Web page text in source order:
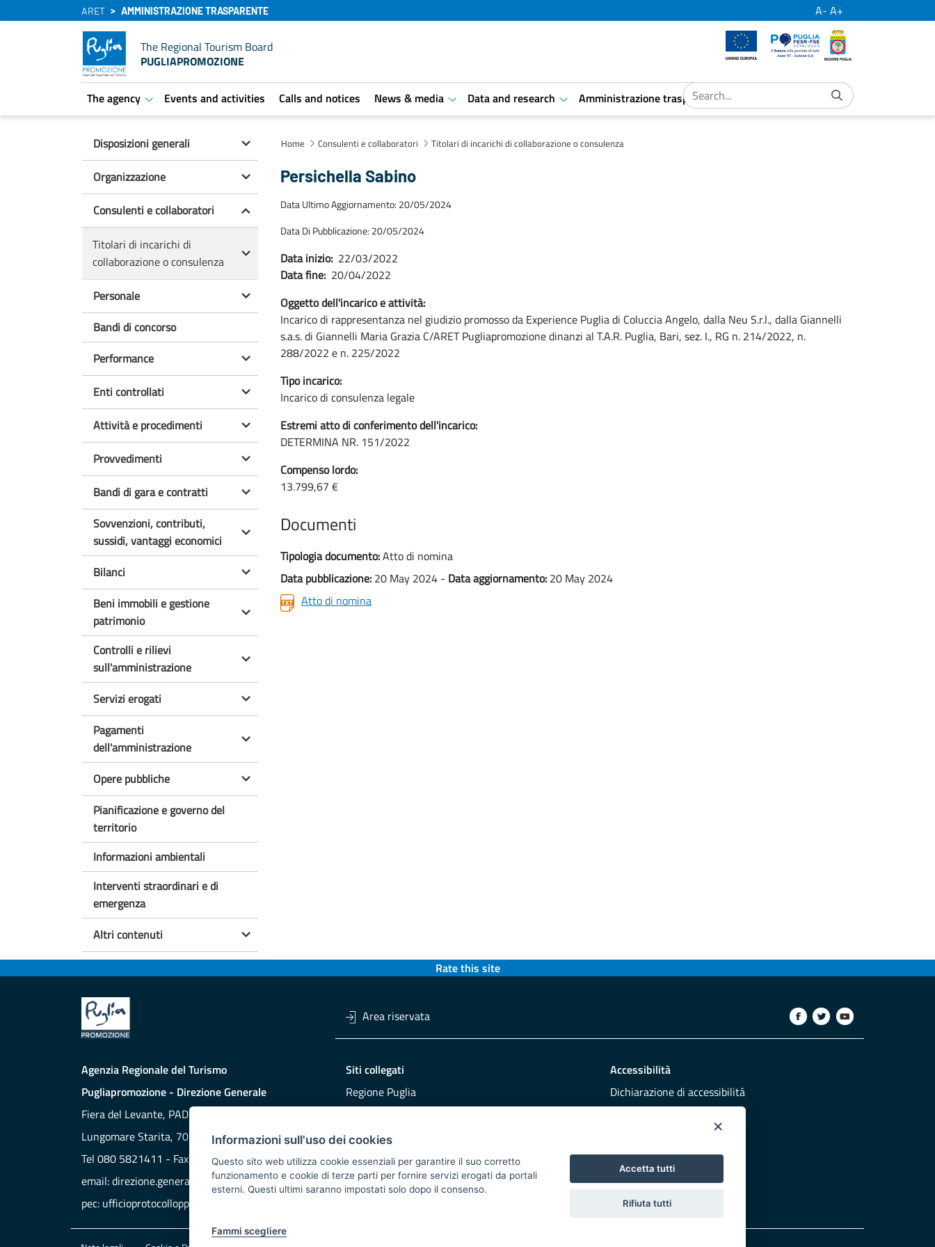
×
Informazioni sull'uso dei cookies
Questo sito web utilizza cookie essenziali per garantire il suo corretto
funzionamento e cookie di terze parti per fornire servizi erogati da portali
esterni. Questi ultimi saranno impostati solo dopo il consenso.
Fammi scegliere
Accetta tutti
Rifiuta tutti
ARET AMMINISTRAZIONE TRASPARENTE A- A+
The Regional Tourism Board
PUGLIAPROMOZIONE
European UnionPor Puglia
The agency
aret.open.submenu
Events and activities Calls and notices News & media
aret.open.submenu
Data and research
aret.open.submenu
Amministrazione trasparente
aret.open.submenu
Disposizioni generali
Organizzazione
Consulenti e collaboratori
Titolari di incarichi di
collaborazione o consulenza
Personale
Bandi di concorso
Performance
Enti controllati
Attività e procedimenti
Provvedimenti
Bandi di gara e contratti
Sovvenzioni, contributi,
sussidi, vantaggi economici
Bilanci
Beni immobili e gestione
patrimonio
Controlli e rilievi
sull'amministrazione
Servizi erogati
Pagamenti
dell'amministrazione
Opere pubbliche
Pianificazione e governo del
territorio
Informazioni ambientali
Interventi straordinari e di
emergenza
Altri contenuti
Home Consulenti e collaboratori Titolari di incarichi di collaborazione o consulenza
Persichella Sabino
Data Ultimo Aggiornamento: 20/05/2024
Data Di Pubblicazione: 20/05/2024
Data inizio: 22/03/2022
Data fine: 20/04/2022
Oggetto dell'incarico e attività:
Incarico di rappresentanza nel giudizio promosso da Experience Puglia di Coluccia Angelo, dalla Neu S.r.l., dalla Giannelli
s.a.s. di Giannelli Maria Grazia C/ARET Pugliapromozione dinanzi al T.A.R. Puglia, Bari, sez. I., RG n. 214/2022, n.
288/2022 e n. 225/2022
Tipo incarico:
Incarico di consulenza legale
Estremi atto di conferimento dell'incarico:
DETERMINA NR. 151/2022
Compenso lordo:
13.799,67 €
Documenti
Tipologia documento:Atto di nomina
Data pubblicazione: 20 May 2024 - Data aggiornamento: 20 May 2024
Atto di nomina
Rate this site
Area riservata
Agenzia Regionale del Turismo
Pugliapromozione - Direzione Generale
Fiera del Levante, PAD. 172
Lungomare Starita, 70132 BARI
Tel 080 5821411 - Fax 080 5821429
email:direzione.generale@aret.regione.puglia.it
pec: ufficioprotocollopp@pec.it
Siti collegati
Regione Puglia
DMS Puglia
Buy Puglia
Accessibilità
Dichiarazione di accessibilità
Responsabili pubblicazione